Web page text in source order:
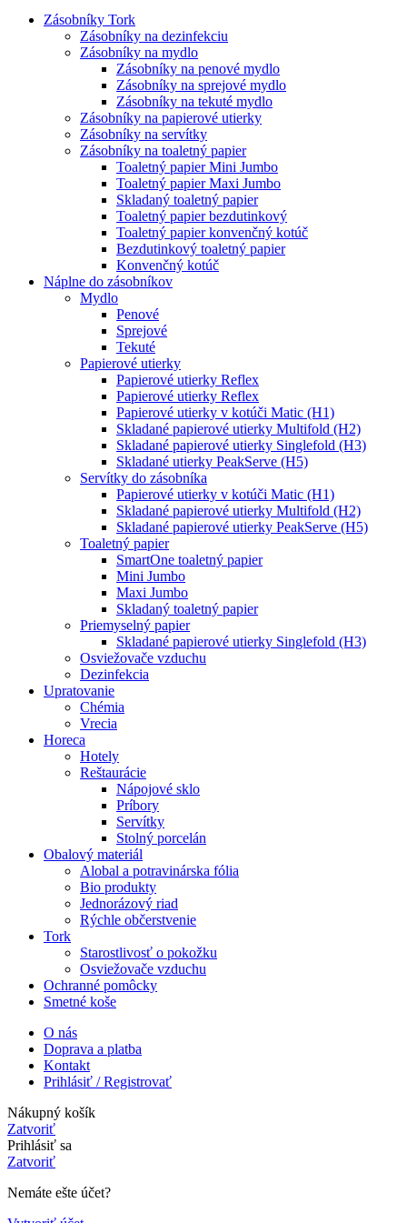
Zásobníky Tork
Zásobníky na dezinfekciu
Zásobníky na mydlo
Zásobníky na penové mydlo
Zásobníky na sprejové mydlo
Zásobníky na tekuté mydlo
Zásobníky na papierové utierky
Zásobníky na servítky
Zásobníky na toaletný papier
Toaletný papier Mini Jumbo
Toaletný papier Maxi Jumbo
Skladaný toaletný papier
Toaletný papier bezdutinkový
Toaletný papier konvenčný kotúč
Bezdutinkový toaletný papier
Konvenčný kotúč
Náplne do zásobníkov
Mydlo
Penové
Sprejové
Tekuté
Papierové utierky
Papierové utierky Reflex
Papierové utierky Reflex
Papierové utierky v kotúči Matic (H1)
Skladané papierové utierky Multifold (H2)
Skladané papierové utierky Singlefold (H3)
Skladané utierky PeakServe (H5)
Servítky do zásobníka
Papierové utierky v kotúči Matic (H1)
Skladané papierové utierky Multifold (H2)
Skladané papierové utierky PeakServe (H5)
Toaletný papier
SmartOne toaletný papier
Mini Jumbo
Maxi Jumbo
Skladaný toaletný papier
Priemyselný papier
Skladané papierové utierky Singlefold (H3)
Osviežovače vzduchu
Dezinfekcia
Upratovanie
Chémia
Vrecia
Horeca
Hotely
Reštaurácie
Nápojové sklo
Príbory
Servítky
Stolný porcelán
Obalový materiál
Alobal a potravinárska fólia
Bio produkty
Jednorázový riad
Rýchle občerstvenie
Tork
Starostlivosť o pokožku
Osviežovače vzduchu
Ochranné pomôcky
Smetné koše
O nás
Doprava a platba
Kontakt
Prihlásiť / Registrovať
Nákupný košík
Zatvoriť
Prihlásiť sa
Zatvoriť
Nemáte ešte účet?